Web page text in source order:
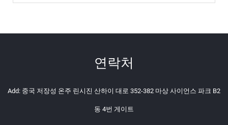
연락처
Add: 중국 저장성 온주 린시진 산하이 대로 352-382 마상 사이언스 파크 B2
동 4번 게이트